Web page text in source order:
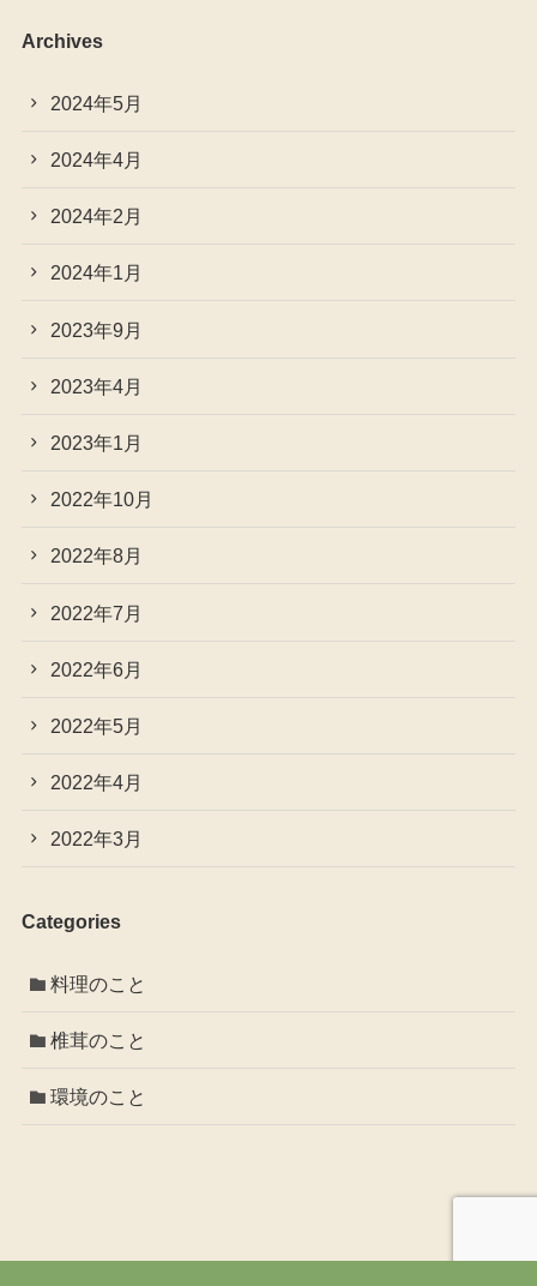
Archives
2024年5月
2024年4月
2024年2月
2024年1月
2023年9月
2023年4月
2023年1月
2022年10月
2022年8月
2022年7月
2022年6月
2022年5月
2022年4月
2022年3月
Categories
料理のこと
椎茸のこと
環境のこと